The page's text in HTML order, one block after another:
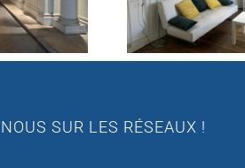
SUR LES RÉSEAUX !